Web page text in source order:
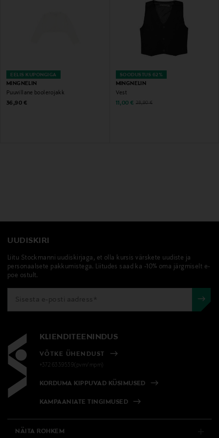
EELIS KUPONGIGA
MINGNELIN
Puuvillane boolerojakk
Original Price
36,90 €
SOODUSTUS 62%
MINGNELIN
Vest
Discounted Price
11,00 € Original Price
28,90 €
UUDISKIRI
Liitu Stockmanni uudiskirjaga, et olla kursis värskete uudiste ja
personaalsete pakkumistega. Liitudes saad ka -10% oma järgmiselt e-
poe ostult.
KLIENDITEENINDUS
VÕTKE ÜHENDUST
+372 6339539(pvm/mpm)
KORDUMA KIPPUVAD KÜSIMUSED
KAMPAANIATE TINGIMUSED
NÄITA ROHKEM